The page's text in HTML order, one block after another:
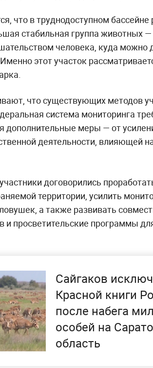
что в труднодоступном
стабильная группа животных —
человека, куда можно
этот участок
что существующих методов
система мониторинга
дополнительные меры — от
деятельности, влияющей
договорились
территории, усилить
а также развивать
и просветительские программы
Сайгаков
Красной книги
после набега
особей на
область